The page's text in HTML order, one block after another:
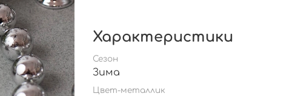
Характеристики
Сезон
Зима
Цвет-металлик